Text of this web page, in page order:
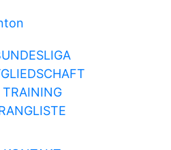
TRAINING